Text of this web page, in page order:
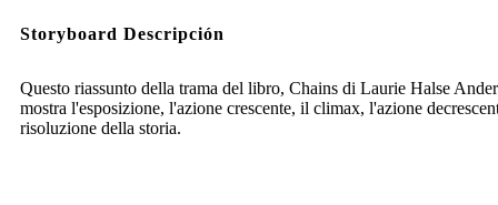
Storyboard Descripción
Questo riassunto della trama del libro, Chains di Laurie Halse
mostra l'esposizione, l'azione crescente, il climax, l'azione
risoluzione della storia.